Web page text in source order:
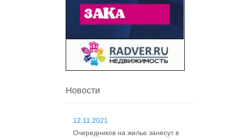
Новости
12.11.2021
Очередников на жилье занесут в